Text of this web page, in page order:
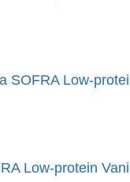
SOFRA Low-
Low-protein